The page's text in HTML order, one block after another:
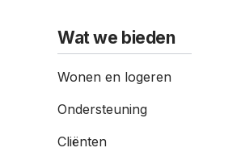
Wat we bieden
Wonen en logeren
Ondersteuning
Cliënten